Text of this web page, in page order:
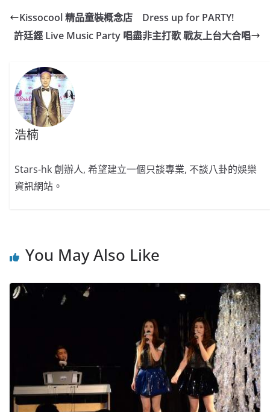
e
b
o
k
W
ei
o
s
A
h
at
er l y
Li
Kissocool 精品童裝概念店 Dress up for PARTY!
許廷鏗 Live Music Party 唱盡非主打歌 戰友上台大合唱
浩楠
Stars-hk 創辦人, 希望建立一個只談專業, 不談八卦的娛樂
資訊網站。
You May Also Like